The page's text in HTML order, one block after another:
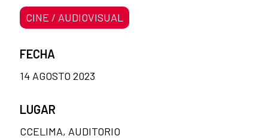
CINE / AUDIOVISUAL
FECHA
14 AGOSTO 2023
LUGAR
CCELIMA, AUDITORIO